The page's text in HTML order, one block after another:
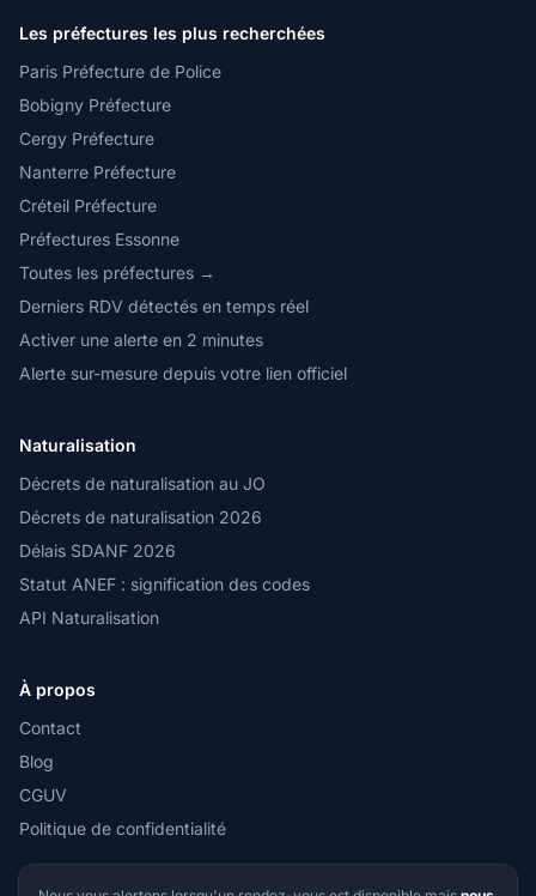
Les préfectures les plus recherchées
Paris Préfecture de Police
Bobigny Préfecture
Cergy Préfecture
Nanterre Préfecture
Créteil Préfecture
Préfectures Essonne
Toutes les préfectures →
Derniers RDV détectés en temps réel
Activer une alerte en 2 minutes
Alerte sur-mesure depuis votre lien officiel
Naturalisation
Décrets de naturalisation au JO
Décrets de naturalisation 2026
Délais SDANF 2026
Statut ANEF : signification des codes
API Naturalisation
À propos
Contact
Blog
CGUV
Politique de confidentialité